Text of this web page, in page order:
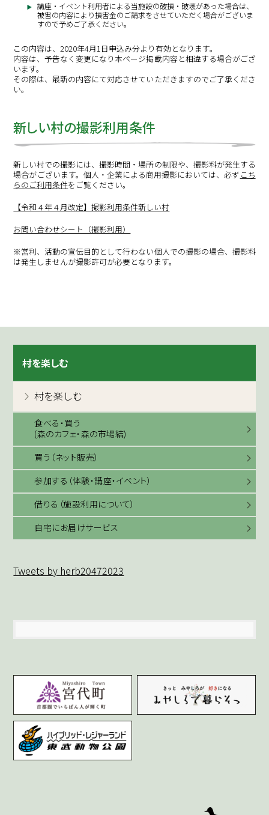
講座・イベント利用者による当施設の破損・破壊があった場合は、
被害の内容により損害金のご請求をさせていただく場合がございま
すので予めご了承ください。
この内容は、2020年4月1日申込み分より有効となります。
内容は、予告なく変更になり本ページ掲載内容と相違する場合がござ
います。
その際は、最新の内容にて対応させていただきますのでご了承くださ
い。
新しい村の撮影利用条件
新しい村での撮影には、撮影時間・場所の制限や、撮影料が発生する
場合がございます。個人・企業による商用撮影においては、必ず こち
らのご利用条件をご覧ください。
【令和４年４月改定】撮影利用条件新しい村
お問い合わせシート（撮影利用）
※営利、活動の宣伝目的として行わない個人での撮影の場合、撮影料
は発生しませんが撮影許可が必要となります。
村を楽しむ
村を楽しむ
食べる・買う
(森のカフェ・森の市場結)
買う（ネット販売）
参加する（体験・講座・イベント）
借りる（施設利用について）
自宅にお届けサービス
Tweets by herb20472023